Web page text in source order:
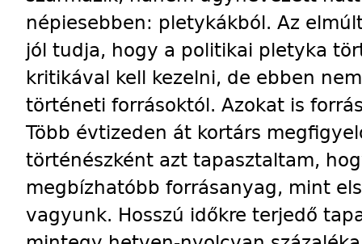
népiesebben: pletykákból. Az
jól tudja, hogy a politikai pletyka
kritikával kell kezelni, de ebben
történeti forrásoktól. Azokat is
Több évtizeden át kortárs
történészként azt tapasztaltam,
megbízhatóbb forrásanyag, mint
vagyunk. Hosszú időkre terjedő